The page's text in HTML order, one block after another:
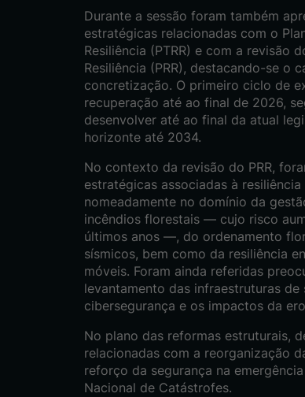
Durante a sessão foram também
estratégicas relacionadas com o
Resiliência (PTRR) e com a revisão
Resiliência (PRR), destacando-se o
concretização. O primeiro ciclo de
recuperação até ao final de 2026,
desenvolver até ao final da atual
horizonte até 2034.
No contexto da revisão do PRR,
estratégicas associadas à
nomeadamente no domínio da
incêndios florestais — cujo risco
últimos anos —, do ordenamento
sísmicos, bem como da resiliência
móveis. Foram ainda referidas
levantamento das infraestruturas
cibersegurança e os impactos da
No plano das reformas estruturais,
relacionadas com a reorganização
reforço da segurança na
Nacional de Catástrofes.